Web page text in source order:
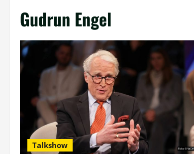
Gudrun Engel
Talkshow